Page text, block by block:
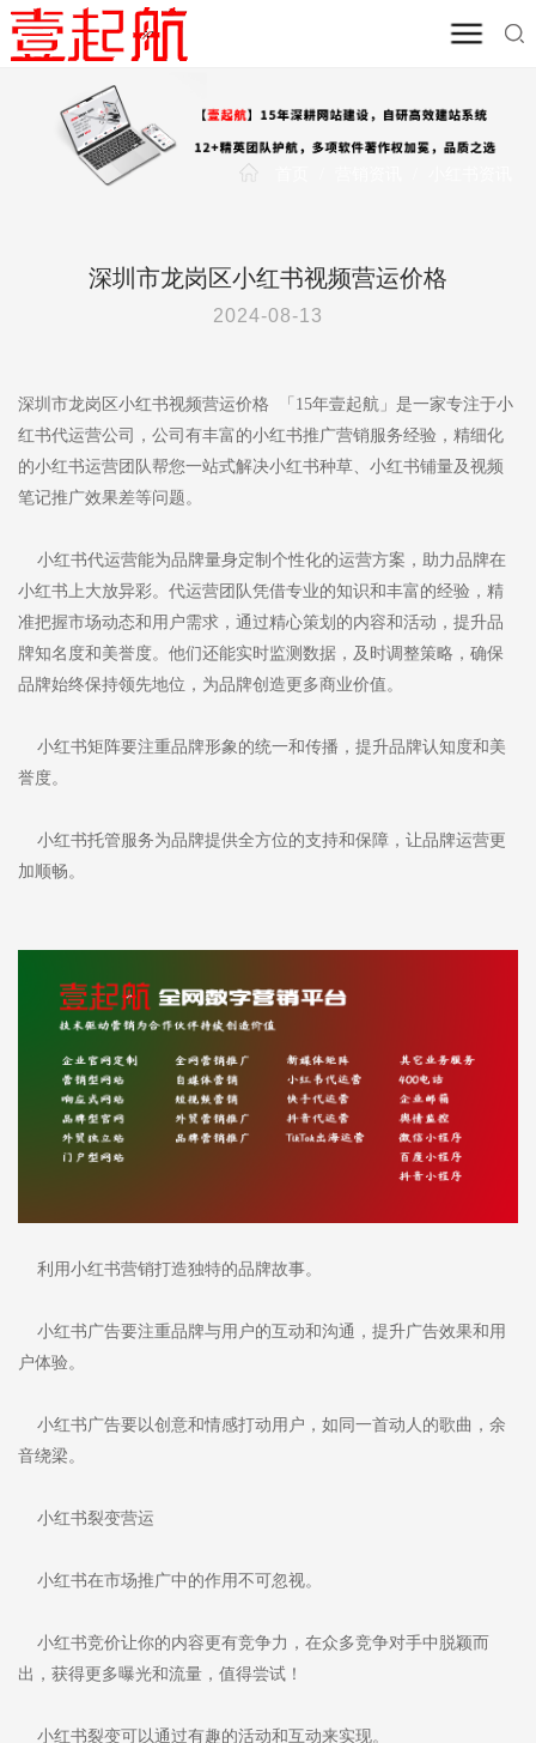
深圳市龙岗区小红书视频营运价格
2024-08-13
深圳市龙岗区小红书视频营运价格 「15年壹起航」是一家专注于小
红书代运营公司，公司有丰富的小红书推广营销服务经验，精细化
的小红书运营团队帮您一站式解决小红书种草、小红书铺量及视频
笔记推广效果差等问题。
小红书代运营能为品牌量身定制个性化的运营方案，助力品牌在
小红书上大放异彩。代运营团队凭借专业的知识和丰富的经验，精
准把握市场动态和用户需求，通过精心策划的内容和活动，提升品
牌知名度和美誉度。他们还能实时监测数据，及时调整策略，确保
品牌始终保持领先地位，为品牌创造更多商业价值。
小红书矩阵要注重品牌形象的统一和传播，提升品牌认知度和美
誉度。
小红书托管服务为品牌提供全方位的支持和保障，让品牌运营更
加顺畅。
利用小红书营销打造独特的品牌故事。
小红书广告要注重品牌与用户的互动和沟通，提升广告效果和用
户体验。
小红书广告要以创意和情感打动用户，如同一首动人的歌曲，余
音绕梁。
小红书裂变营运
小红书在市场推广中的作用不可忽视。
小红书竞价让你的内容更有竞争力，在众多竞争对手中脱颖而
出，获得更多曝光和流量，值得尝试！
小红书裂变可以通过有趣的活动和互动来实现。